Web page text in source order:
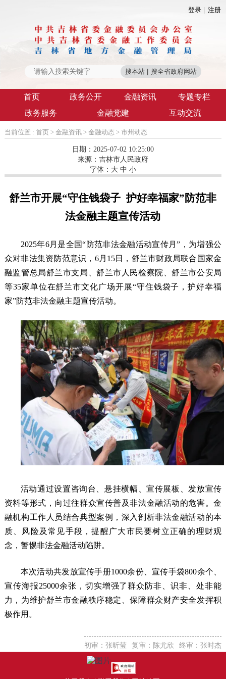
登录 注册
首页 政务公开 金融资讯
专题专栏
政务服务
金融党建 互动交流
当前位置 : 首页 > 金融资讯> 金融动态 > 市州动态
日期：2025-07-02 10:25:00
来源： 吉林市人民政府
字体： 大 中 小
舒兰市开展“守住钱袋子 护好幸福家”防范非
法金融主题宣传活动
2025年6月是全国“防范非法金融活动宣传月”，为增强公
众对非法集资防范意识，6月15日，舒兰市财政局联合国家金
融监管总局舒兰市支局、舒兰市人民检察院、舒兰市公安局
等35家单位在舒兰市文化广场开展“守住钱袋子，护好幸福
家”防范非法金融主题宣传活动。
活动通过设置咨询台、悬挂横幅、宣传展板、发放宣传
资料等形式，向过往群众宣传普及非法金融活动的危害。金
融机构工作人员结合典型案例，深入剖析非法金融活动的本
质、风险及常见手段，提醒广大市民要树立正确的理财观
念，警惕非法金融活动陷阱。
本次活动共发放宣传手册1000余份、宣传手袋800余个、
宣传海报25000余张，切实增强了群众防非、识非、处非能
力，为维护舒兰市金融秩序稳定、保障群众财产安全发挥积
极作用。
初审：张昕莹 复审：陈尤欣 终审：张时杰